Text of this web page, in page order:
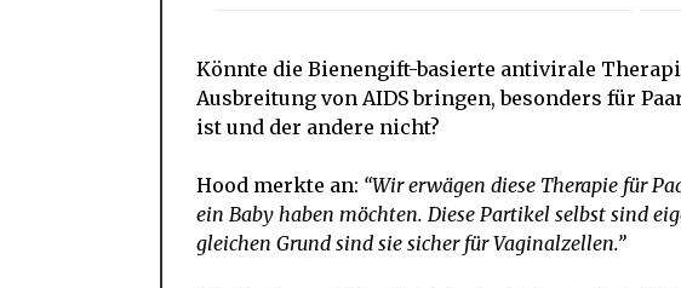
Könnte die Bienengift-basierte antivirale
Ausbreitung von AIDS bringen, besonders für
ist und der andere nicht?
Hood merkte an: “Wir erwägen diese Therapie für
ein Baby haben möchten. Diese Partikel selbst sind
gleichen Grund sind sie sicher für Vaginalzellen.”